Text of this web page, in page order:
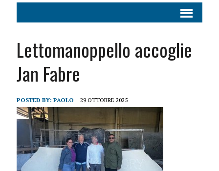
Lettomanoppello accoglie
Jan Fabre
POSTED BY: PAOLO 29 OTTOBRE 2025